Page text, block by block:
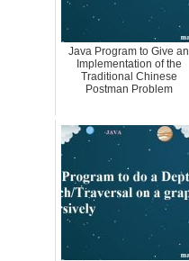
Java Program to Give an
Implementation of the
Traditional Chinese
Postman Problem